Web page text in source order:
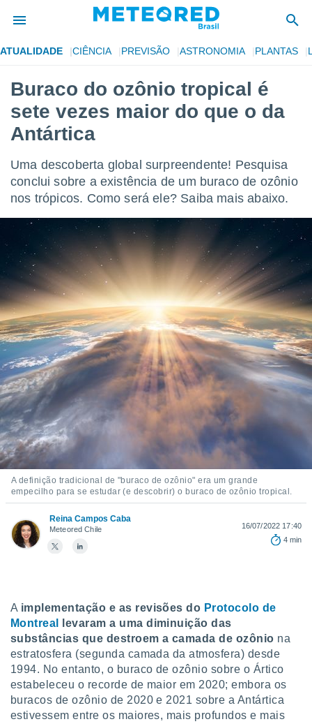
da
por
para
fornecidas
e
digital
recolhidas
ou
permite-
a nossa
de alta
botão
ao
todos os
ou
como
um perfil
lhe
e
com
Pode
nossa
ACEITAR
E
CONTINUAR
CONFIGURAÇÕES
ATUALIDADE CIÊNCIA PREVISÃO ASTRONOMIA PLANTAS
Buraco do ozônio tropical é
sete vezes maior do que o da
Antártica
Uma descoberta global surpreendente! Pesquisa
conclui sobre a existência de um buraco de ozônio
nos trópicos. Como será ele? Saiba mais abaixo.
A definição tradicional de "buraco de ozônio" era um grande
empecilho para se estudar (e descobrir) o buraco de ozônio tropical.
Reina Campos Caba
Meteored Chile
16/07/2022 17:40
4 min
A implementação e as revisões do Protocolo de
Montreal
levaram a uma diminuição das
substâncias que destroem a camada de ozônio na
estratosfera (segunda camada da atmosfera) desde
1994. No entanto, o buraco de ozônio sobre o Ártico
estabeleceu o recorde de maior em 2020; embora os
buracos de ozônio de 2020 e 2021 sobre a Antártica
estivessem entre os maiores, mais profundos e mais